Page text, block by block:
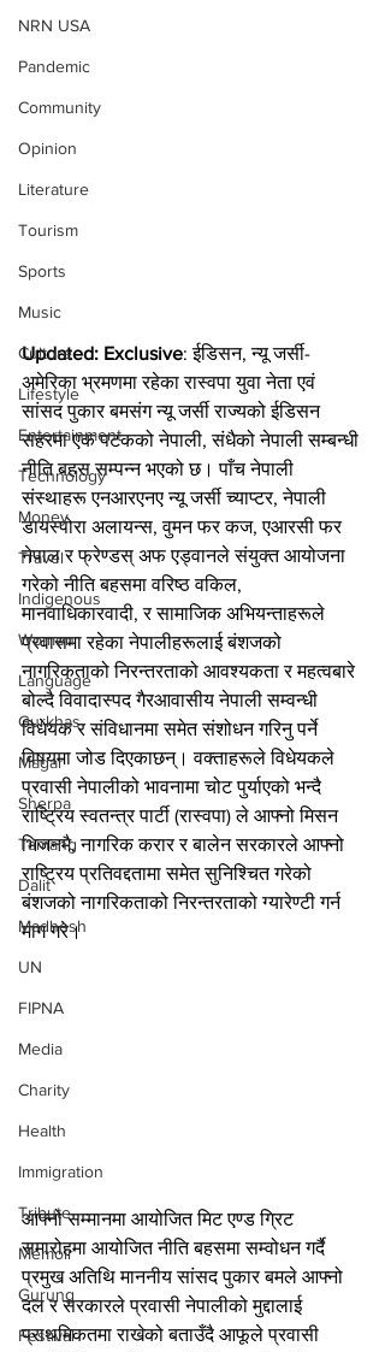
NRN USA
Pandemic
Community
Opinion
Literature
Tourism
Sports
Music
Culture
Lifestyle
Entertainment
Technology
Money
Travel
Indigenous
Women
Language
Gurkhas
Magar
Sherpa
Tamang
Dalit
Madhesh
UN
FIPNA
Media
Charity
Health
Immigration
Tribute
Memoir
Gurung
Festival
Updated: Exclusive: ईडिसन, न्यू जर्सी-
अमेरिका भ्रमणमा रहेका रास्वपा युवा नेता एवं
सांसद पुकार बमसंग न्यू जर्सी राज्यको ईडिसन
सहरमा एक पटकको नेपाली, संधैको नेपाली सम्बन्धी
नीति बहस सम्पन्न भएको छ। पाँच नेपाली
संस्थाहरू एनआरएनए न्यू जर्सी च्याप्टर, नेपाली
डायस्पोरा अलायन्स, वुमन फर कज, एआरसी फर
नेपाल र फ्रेण्डस् अफ एड्वानले संयुक्त आयोजना
गरेको नीति बहसमा वरिष्ठ वकिल,
मानवाधिकारवादी, र सामाजिक अभियन्ताहरूले
प्रवासमा रहेका नेपालीहरूलाई बंशजको
नागरिकताको निरन्तरताको आवश्यकता र महत्वबारे
बोल्दै विवादास्पद गैरआवासीय नेपाली सम्वन्धी
विधेयक र संविधानमा समेत संशोधन गरिनु पर्ने
विषयमा जोड दिएकाछन्। वक्ताहरूले विधेयकले
प्रवासी नेपालीको भावनामा चोट पुर्याएको भन्दै
राष्ट्रिय स्वतन्त्र पार्टी (रास्वपा) ले आफ्नो मिसन
भिजनमै, नागरिक करार र बालेन सरकारले आफ्नो
राष्ट्रिय प्रतिवद्दतामा समेत सुनिश्चित गरेको
बंशजको नागरिकताको निरन्तरताको ग्यारेण्टी गर्न
माग गरे।
आफ्नो सम्मानमा आयोजित मिट एण्ड ग्रिट
समारोहमा आयोजित नीति बहसमा सम्वोधन गर्दै
प्रमुख अतिथि माननीय सांसद पुकार बमले आफ्नो
दल र सरकारले प्रवासी नेपालीको मुद्दालाई
प्राथमिकतमा राखेको बताउँदै आफूले प्रवासी